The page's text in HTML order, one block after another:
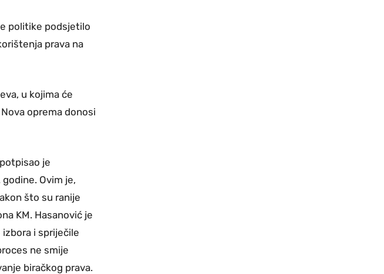
politike podsjetilo
prava na
u kojima će
oprema donosi
je
Ovim je,
što su ranije
KM. Hasanović je
i spriječile
ne smije
biračkog prava.